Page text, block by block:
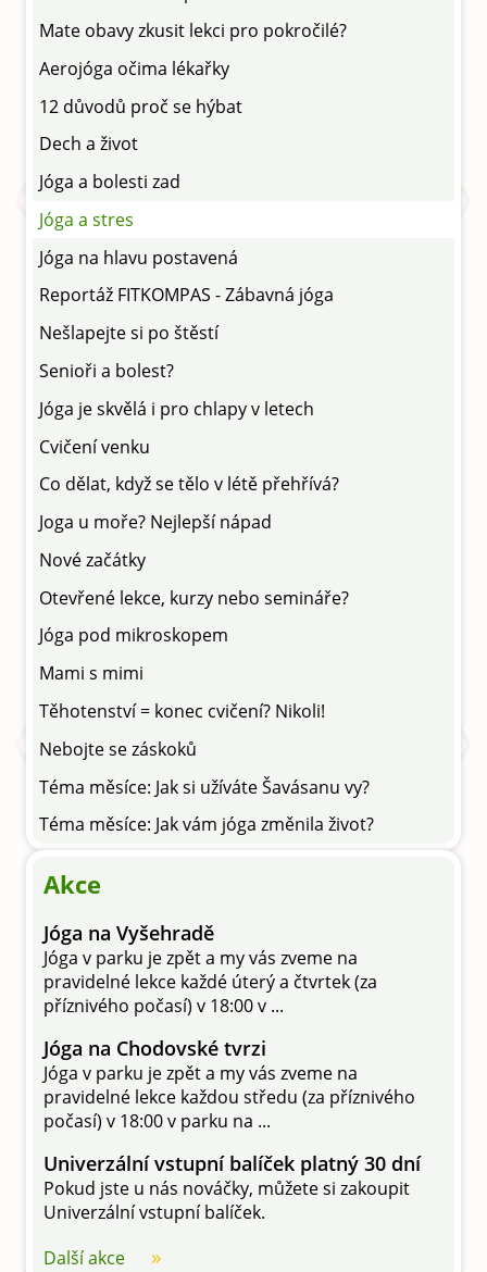
Mate obavy zkusit lekci pro pokročilé?
Aerojóga očima lékařky
12 důvodů proč se hýbat
Dech a život
Jóga a bolesti zad
Jóga a stres
Jóga na hlavu postavená
Reportáž FITKOMPAS - Zábavná jóga
Nešlapejte si po štěstí
Senioři a bolest?
Jóga je skvělá i pro chlapy v letech
Cvičení venku
Co dělat, když se tělo v létě přehřívá?
Joga u moře? Nejlepší nápad
Nové začátky
Otevřené lekce, kurzy nebo semináře?
Jóga pod mikroskopem
Mami s mimi
Těhotenství = konec cvičení? Nikoli!
Nebojte se záskoků
Téma měsíce: Jak si užíváte Šavásanu vy?
Téma měsíce: Jak vám jóga změnila život?
Akce
Jóga na Vyšehradě
Jóga v parku je zpět a my vás zveme na
pravidelné lekce každé úterý a čtvrtek (za
příznivého počasí) v 18:00 v ...
Jóga na Chodovské tvrzi
Jóga v parku je zpět a my vás zveme na
pravidelné lekce každou středu (za příznivého
počasí) v 18:00 v parku na ...
Univerzální vstupní balíček platný 30 dní
Pokud jste u nás nováčky, můžete si zakoupit
Univerzální vstupní balíček.
Další akce